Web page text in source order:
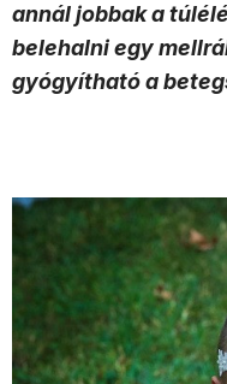
annál jobbak a
belehalni egy
gyógyítható a